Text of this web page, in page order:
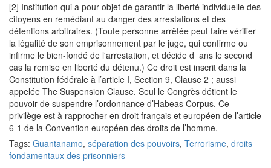
[2] Institution qui a pour objet de garantir la liberté individuelle des
citoyens en remédiant au danger des arrestations et des
détentions arbitraires. (Toute personne arrêtée peut faire vérifier
la légalité de son emprisonnement par le juge, qui confirme ou
infirme le bien-fondé de l'arrestation, et décide d ans le second
cas la remise en liberté du détenu.) Ce droit est inscrit dans la
Constitution fédérale à l’article I, Section 9, Clause 2 ; aussi
appelée The Suspension Clause. Seul le Congrès détient le
pouvoir de suspendre l’ordonnance d’Habeas Corpus. Ce
privilège est à rapprocher en droit français et européen de l’article
6-1 de la Convention européen des droits de l’homme.
Tags: Guantanamo, séparation des pouvoirs, Terrorisme, droits
fondamentaux des prisonniers